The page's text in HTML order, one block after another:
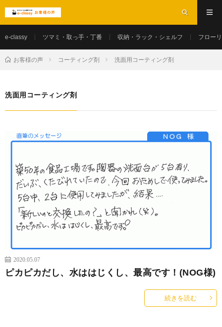
e-classy ツマミ・取っ手・丁番 収納・ラック・シェルフ フロー
お客様の声 コーティング剤 洗面用コーティング剤
洗面用コーティング剤
2020.05.07
ピカピカだし、水ははじくし、最高です！(NOG様)
続きを読む